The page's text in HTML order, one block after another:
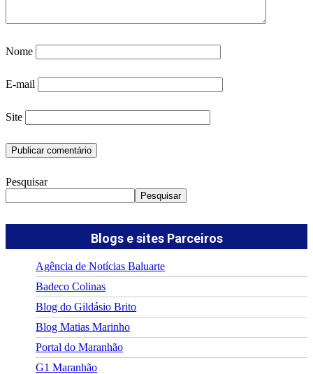
Nome
E-mail
Site
Pesquisar
Pesquisar
Blogs e sites Parceiros
Agência de Notícias Baluarte
Badeco Colinas
Blog do Gildásio Brito
Blog Matias Marinho
Portal do Maranhão
G1 Maranhão